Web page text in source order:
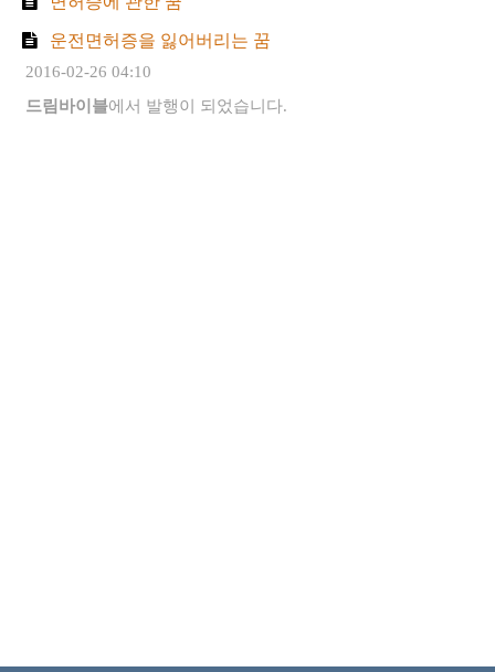
운전면허증을 잃어버리는 꿈
2016-02-26 04:10
드림바이블에서 발행이 되었습니다.